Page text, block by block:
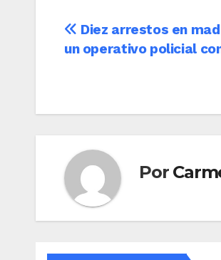
Navegación
Diez arrestos en
un operativo policial
Por